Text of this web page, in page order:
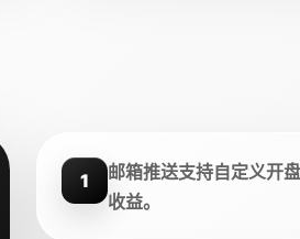
1
邮箱推送支持自定义开
收益。